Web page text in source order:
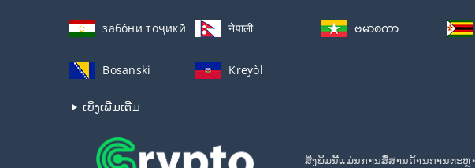
забо́ни тоҷикӣ́ नेपाली ဗမာစကာ
Bosanski Kreyòl
ເບິ່ງເພີ່ມເຕີມ
ສິ່ງພິມນີ້ແມ່ນການສື່ສານດ້ານການຕະຫຼ